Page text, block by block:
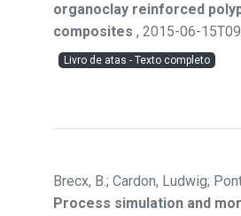
organoclay reinforced
composites , 2015-06-
Livro de atas - Texto completo
Brecx, B.; Cardon, Ludwig;
Process simulation and